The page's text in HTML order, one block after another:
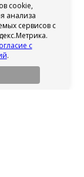
cookie,
анализа
сервисов с
с
.